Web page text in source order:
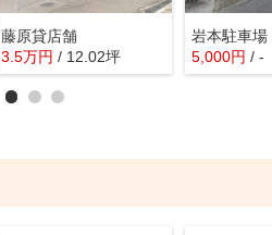
藤原貸店舗
3.5万円 / 12.02坪
岩本駐車場
5,000円 / -